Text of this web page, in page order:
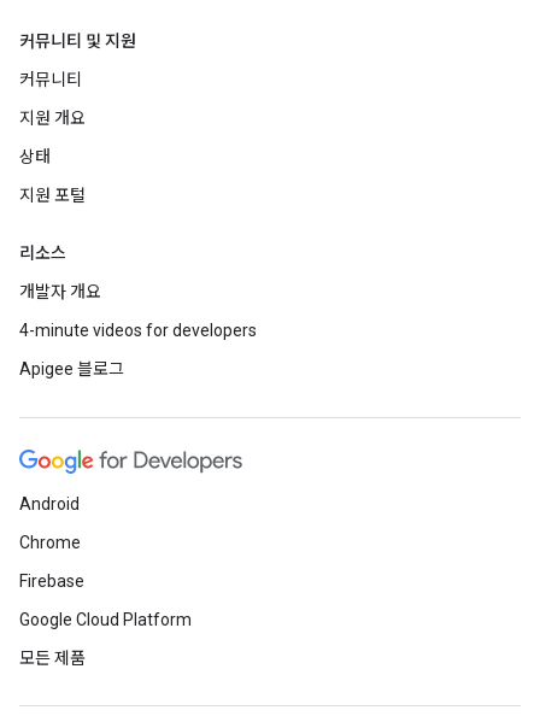
커뮤니티 및 지원
커뮤니티
지원 개요
상태
지원 포털
리소스
개발자 개요
4-minute videos for developers
Apigee 블로그
Android
Chrome
Firebase
Google Cloud Platform
모든 제품